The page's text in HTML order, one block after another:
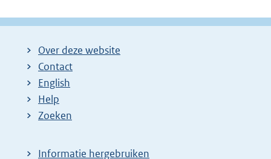
Over deze website
Contact
English
Help
Zoeken
Informatie hergebruiken